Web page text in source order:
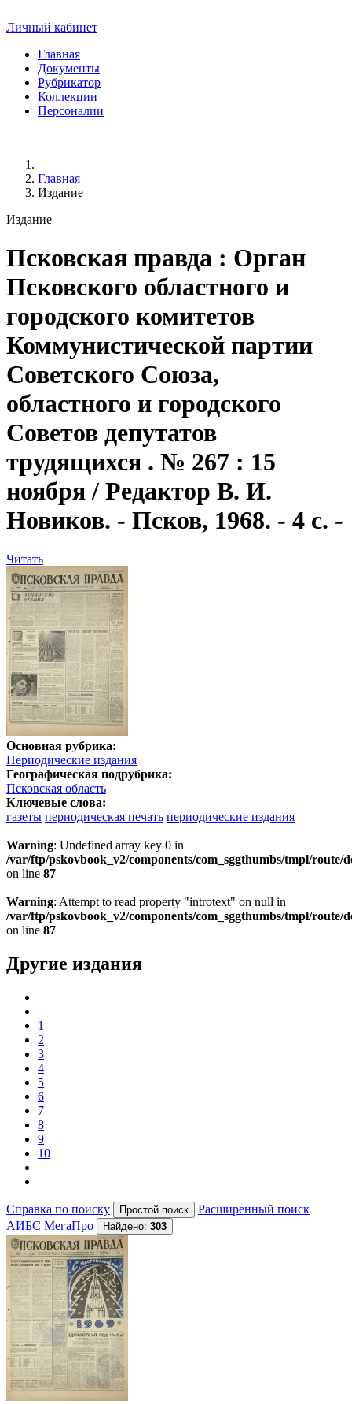
Личный кабинет
Главная
Документы
Рубрикатор
Коллекции
Персоналии
Главная
Издание
Издание
Псковская правда : Орган
Псковского областного и
городского комитетов
Коммунистической партии
Советского Союза,
областного и городского
Советов депутатов
трудящихся . № 267 : 15
ноября / Редактор В. И.
Новиков. - Псков, 1968. - 4 с. -
Читать
Основная рубрика:
Периодические издания
Географическая подрубрика:
Псковская область
Ключевые слова:
газеты периодическая печать периодические издания
Warning: Undefined array key 0 in
/var/ftp/pskovbook_v2/components/com_sggthumbs/tmpl/route/
on line 87
Warning: Attempt to read property "introtext" on null in
/var/ftp/pskovbook_v2/components/com_sggthumbs/tmpl/route/
on line 87
Другие издания
1
2
3
4
5
6
7
8
9
10
Справка по поиску
Расширенный поиск
АИБС МегаПро
Найдено: 303